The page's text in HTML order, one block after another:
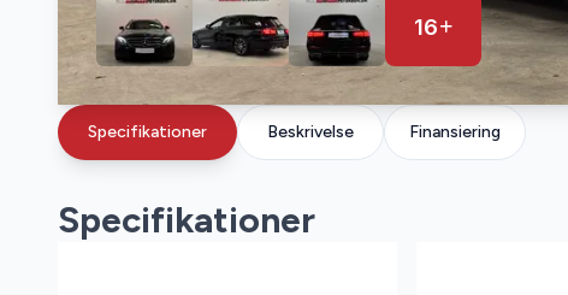
16
Specifikationer Beskrivelse Finansiering
Specifikationer